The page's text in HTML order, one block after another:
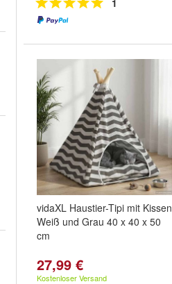
1
vidaXL Haustier-Tipi mit Kissen
Weiß und Grau 40 x 40 x 50
cm
27,99 €
Kostenloser Versand